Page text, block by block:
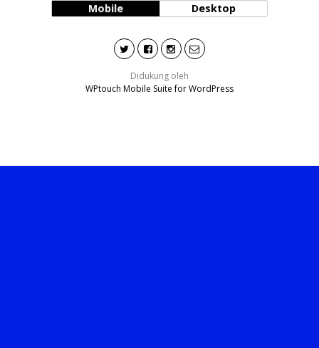
Mobile Desktop
Didukung oleh
WPtouch Mobile Suite for WordPress